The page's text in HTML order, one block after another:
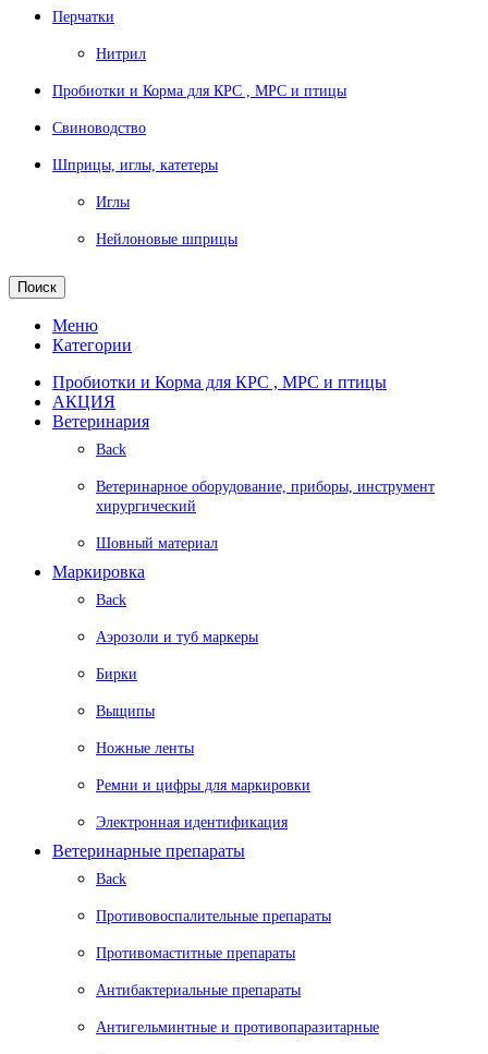
Перчатки
Нитрил
Пробиотки и Корма для КРС , МРС и птицы
Свиноводство
Шприцы, иглы, катетеры
Иглы
Нейлоновые шприцы
Поиск
Меню
Категории
Пробиотки и Корма для КРС , МРС и птицы
АКЦИЯ
Ветеринария
Back
Ветеринарное оборудование, приборы, инструмент
хирургический
Шовный материал
Маркировка
Back
Аэрозоли и туб маркеры
Бирки
Выщипы
Ножные ленты
Ремни и цифры для маркировки
Электронная идентификация
Ветеринарные препараты
Back
Противовоспалительные препараты
Противомаститные препараты
Антибактериальные препараты
Антигельминтные и противопаразитарные